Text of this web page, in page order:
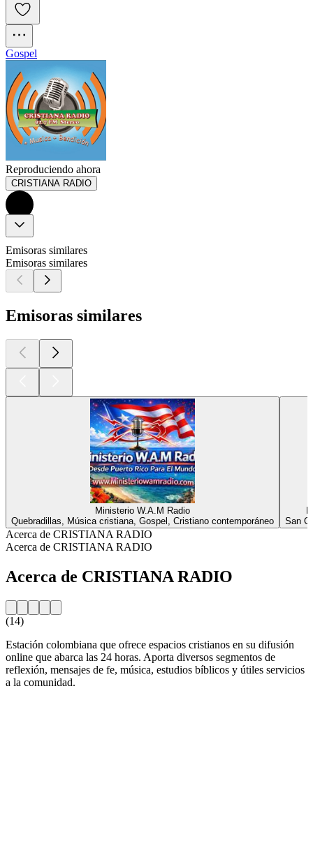
Gospel
Reproduciendo ahora
CRISTIANA RADIO
Emisoras similares
Emisoras similares
Emisoras similares
Ministerio W.A.M Radio
Quebradillas, Música cristiana, Gospel, Cristiano contemporáneo
San
Acerca de CRISTIANA RADIO
Acerca de CRISTIANA RADIO
Acerca de CRISTIANA RADIO
(14)
Estación colombiana que ofrece espacios cristianos en su difusión
online que abarca las 24 horas. Aporta diversos segmentos de
reflexión, mensajes de fe, música, estudios bíblicos y útiles servicios
a la comunidad.